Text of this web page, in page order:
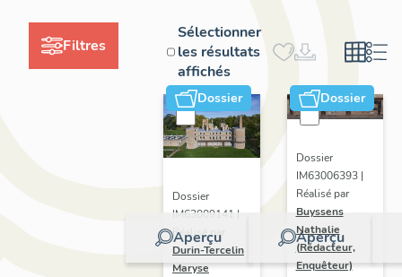
Filtres
Sélectionner
les résultats
affichés
Dossier
Aperçu
Dossier
IM63009141 |
Réalisé par
Durin-Tercelin
Maryse
Dossier
Aperçu
Dossier
IM63006393 |
Réalisé par
Buyssens
Nathalie
(Rédacteur,
Enquêteur)